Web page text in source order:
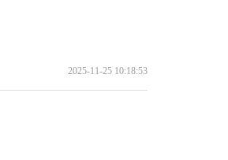
2025-11-25 10:18:53